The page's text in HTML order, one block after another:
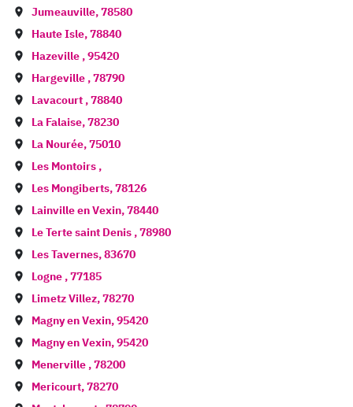
Jumeauville,78580
Haute Isle,78840
Hazeville ,95420
Hargeville ,78790
Lavacourt ,78840
La Falaise,78230
La Nourée,75010
Les Montoirs ,
Les Mongiberts,78126
Lainville en Vexin,78440
Le Terte saint Denis ,78980
Les Tavernes,83670
Logne ,77185
Limetz Villez,78270
Magny en Vexin,95420
Magny en Vexin,95420
Menerville ,78200
Mericourt,78270